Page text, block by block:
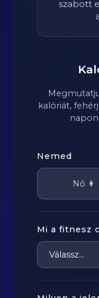
szabott
kalóriát,
Nemed
Nő 👩
Mi a fitnesz